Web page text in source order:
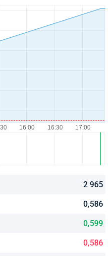
2 965
0,586
0,599
0,586